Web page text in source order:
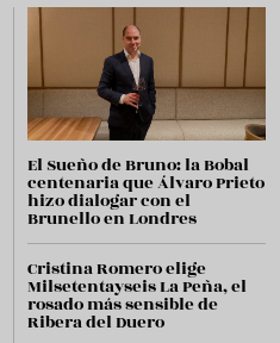
El Sueño de Bruno: la Bobal
centenaria que Álvaro Prieto
hizo dialogar con el
Brunello en Londres
Cristina Romero elige
Milsetentayseis La Peña, el
rosado más sensible de
Ribera del Duero